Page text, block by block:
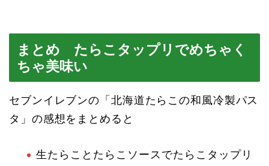
まとめ たらこタップリでめちゃく
ちゃ美味い
セブンイレブンの「北海道たらこの和風冷製パス
タ」の感想をまとめると
生たらことたらこソースでたらこタップリ